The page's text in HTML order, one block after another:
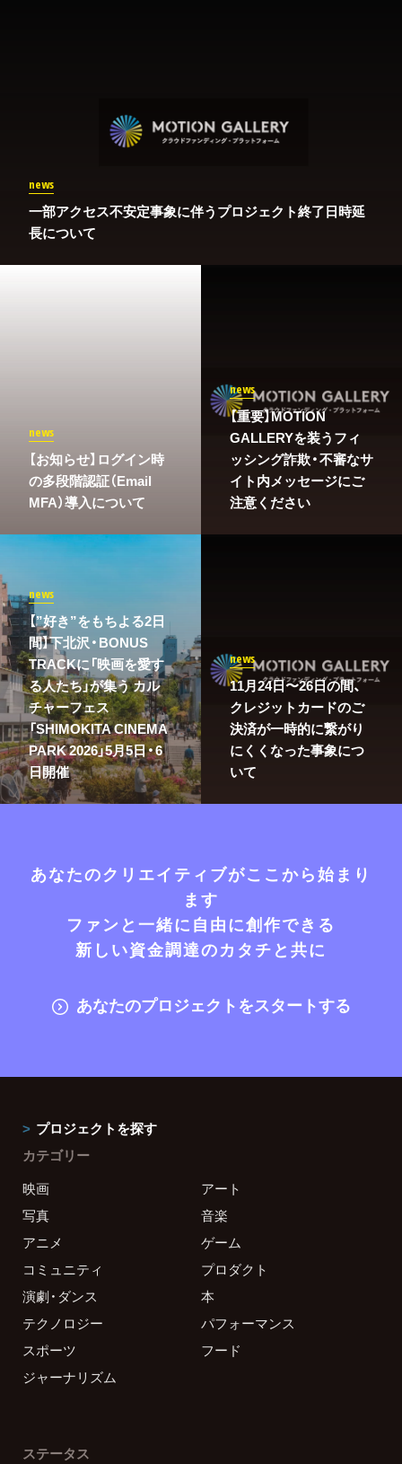
news
一部アクセス不安定事象に伴うプロジェクト終了日時延
長について
news
​【お知らせ】ログイン時
の多段階認証（Email
MFA）導入について
news
【重要】MOTION
GALLERYを装うフィ
ッシング詐欺・不審なサ
イト内メッセージにご
注意ください
news
【”好き”をもちよる2日
間】下北沢・BONUS
TRACKに「映画を愛す
る人たち」が集う カル
チャーフェス
「SHIMOKITA CINEMA
PARK 2026」5月5日・6
日開催
news
11月24日〜26日の間、
クレジットカードのご
決済が一時的に繋がり
にくくなった事象につ
いて
あなたのクリエイティブがここから始まり
ます
ファンと一緒に自由に創作できる
新しい資金調達のカタチと共に
あなたのプロジェクトをスタートする
プロジェクトを探す
カテゴリー
映画
アート
写真
音楽
アニメ
ゲーム
コミュニティ
プロダクト
演劇・ダンス
本
テクノロジー
パフォーマンス
スポーツ
フード
ジャーナリズム
ステータス